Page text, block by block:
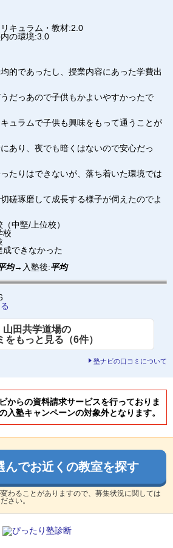
キュラム・教材:2.0
の環境:3.0
的であったし、授業内容にあった学費出
だっあので子供もかよいやすかったで
ュラムで子供も興味をもって通うことが
あり、夜でも暗くはないので安心だっ
たりはできないが、落ち着いた環境では
磋琢磨して成長する様子が伺えたのでよ
中堅/上位校）
校
成できなかった
均→ 入塾後:平均
山田共学道場の
をもっと見る（6件）
塾ナビの口コミについて
からの資料請求サービスを行っておりま
入塾キャンペーンの対象外となります。
んでお近くの教室を探す
わることがありますので、募集状況に関しては
さい。